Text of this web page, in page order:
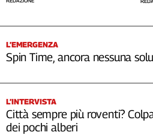
L’EMERGENZA
Spin Time, ancora nessuna
L’INTERVISTA
Città sempre più roventi?
dei pochi alberi